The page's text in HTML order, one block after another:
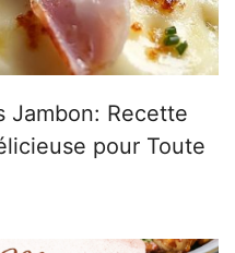
Jambon: Recette
pour Toute